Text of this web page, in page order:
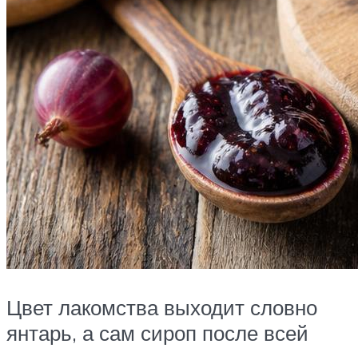
Цвет лакомства выходит словно
янтарь, а сам сироп после всей